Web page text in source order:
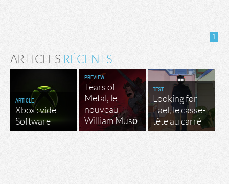
1
ARTICLES RÉCENTS
ARTICLE
Xbox : vide
Software
PREVIEW
Tears of
Metal, le
nouveau
William Musō
TEST
Looking for
Fael, le casse-
tête au carré
Tribune